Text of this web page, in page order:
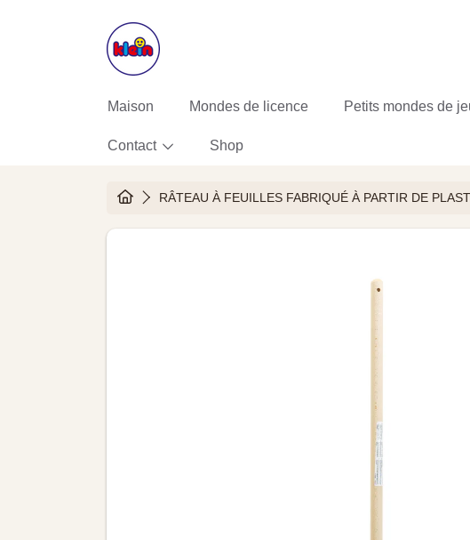
ALLER AU CONTENU
Maison Mondes de licence Petits mondes de
Contact Shop
HOMERÂTEAU À FEUILLES FABRIQUÉ À PARTIR DE